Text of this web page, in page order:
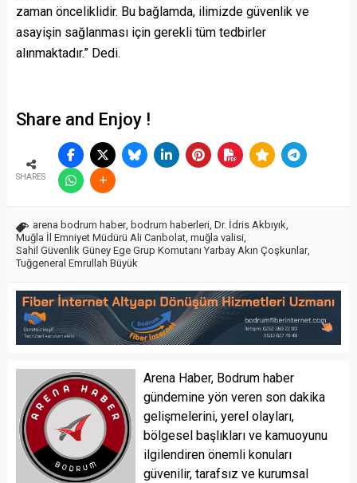
zaman önceliklidir. Bu bağlamda, ilimizde güvenlik ve
asayişin sağlanması için gerekli tüm tedbirler
alınmaktadır.” Dedi.
Share and Enjoy !
SHARES
arena bodrum haber, bodrum haberleri, Dr. İdris Akbıyık,
Muğla İl Emniyet Müdürü Ali Canbolat, muğla valisi,
Sahil Güvenlik Güney Ege Grup Komutanı Yarbay Akın Çoşkunlar,
Tuğgeneral Emrullah Büyük
Arena Haber, Bodrum haber
gündemine yön veren son dakika
gelişmelerini, yerel olayları,
bölgesel başlıkları ve kamuoyunu
ilgilendiren önemli konuları
güvenilir, tarafsız ve kurumsal